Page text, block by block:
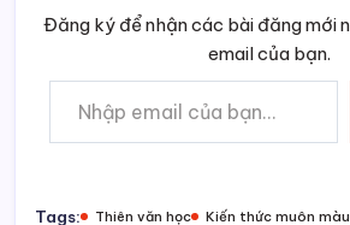
Đăng ký để nhận các bài đăng mới
email của bạn.
Nhập email của bạn…
Tags: Thiên văn học Kiến thức muôn màu